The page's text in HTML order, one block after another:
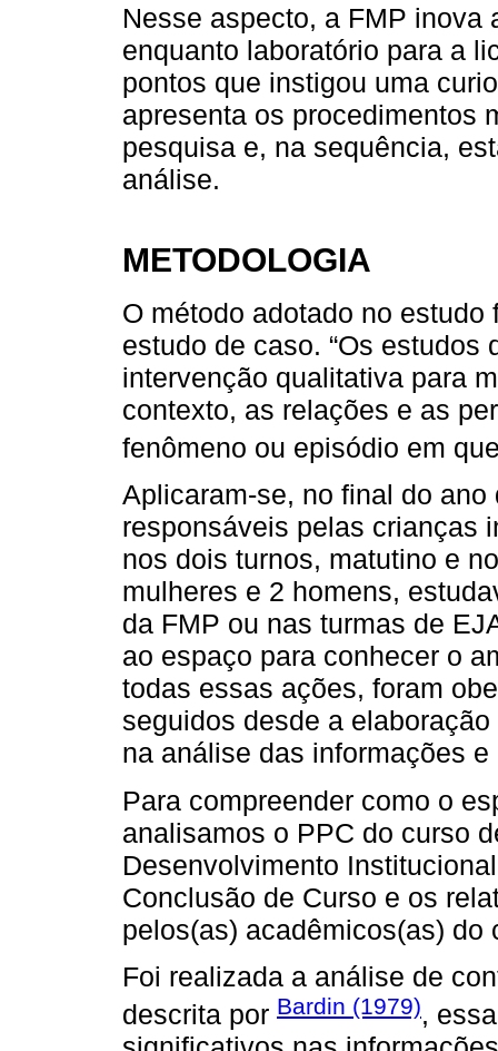
Nesse aspecto, a FMP inova
enquanto laboratório para a
pontos que instigou uma
apresenta os procedimentos
pesquisa e, na sequência,
análise.
METODOLOGIA
O método adotado no
estudo de caso. “Os
intervenção qualitativa para
contexto, as relações e as
fenômeno ou episódio em
Aplicaram-se, no final do
responsáveis pelas crianças
nos dois turnos, matutino e
mulheres e 2 homens,
da FMP ou nas turmas de
ao espaço para conhecer o
todas essas ações, foram
seguidos desde a
na análise das informações
Para compreender como o
analisamos o PPC do curso
Desenvolvimento
Conclusão de Curso e os
pelos(as) acadêmicos(as) do
Foi realizada a análise de
descrita por Bardin (1979),